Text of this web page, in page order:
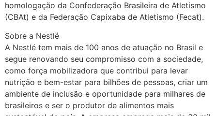
homologação da Confederação Brasileira de Atletismo
(CBAt) e da Federação Capixaba de Atletismo (Fecat).
Sobre a Nestlé
A Nestlé tem mais de 100 anos de atuação no Brasil e
segue renovando seu compromisso com a sociedade,
como força mobilizadora que contribui para levar
nutrição e bem-estar para bilhões de pessoas, criar um
ambiente de inclusão e oportunidade para milhares de
brasileiros e ser o produtor de alimentos mais